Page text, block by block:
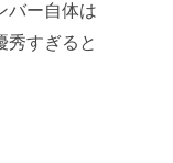
バー自体は
秀すぎると